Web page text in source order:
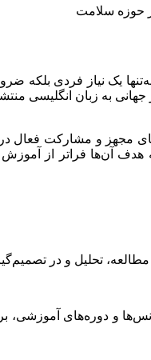
حوزه سلامت
یک نیاز فردی بلکه
به زبان انگلیسی
و مشارکت فعال در
هدف آن‌ها فراتر از
تحلیل و در
و دوره‌های